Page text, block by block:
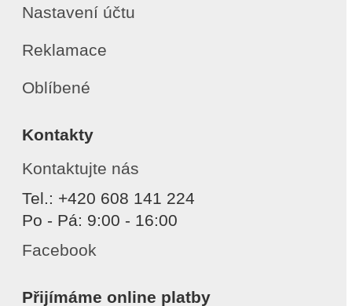
Nastavení účtu
Reklamace
Oblíbené
Kontakty
Kontaktujte nás
Tel.: +420 608 141 224
Po - Pá: 9:00 - 16:00
Facebook
Přijímáme online platby